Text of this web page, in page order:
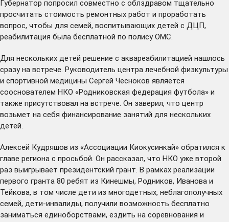
Губернатор попросил совместно с облздравом тщательно
просчитать стоимость ремонтных работ и проработать
вопрос, чтобы для семей, воспитывающих детей с ДЦП,
реабилитация была бесплатной по полису ОМС.
Для нескольких детей решение с аквареабилитацией нашлось
сразу на встрече. Руководитель центра лечебной физкультуры
и спортивной медицины Сергей Чесноков является
сооснователем НКО «Родниковская федерация футбола» и
также присутствовал на встрече. Он заверил, что центр
возьмет на себя финансирование занятий для нескольких
детей.
Алексей Кудряшов из «Ассоциации Киокусинкай» обратился к
главе региона с просьбой. Он рассказал, что НКО уже второй
раз выигрывает президентский грант. В рамках реализации
первого гранта 80 ребят из Кинешмы, Родников, Иванова и
Тейкова, в том числе дети из многодетных, неблагополучных
семей, дети-инвалиды, получили возможность бесплатно
заниматься единоборствами, ездить на соревнования и